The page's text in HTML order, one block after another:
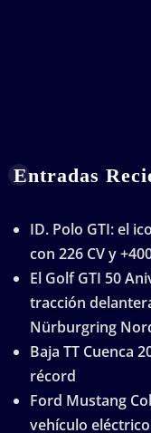
Entradas
ID. Polo GTI: el
con 226 CV y
El Golf GTI 50
tracción
Nürburgring
Baja TT Cuenca
récord
Ford Mustang
vehículo